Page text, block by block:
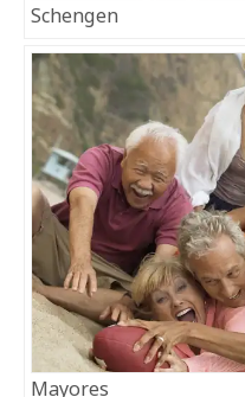
Schengen
Mayores